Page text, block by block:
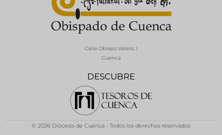
DESCUBRE
Calle Obispo Valero, 1
Cuenca
© 2026 Diócesis de Cuenca - Todos los derechos reservados